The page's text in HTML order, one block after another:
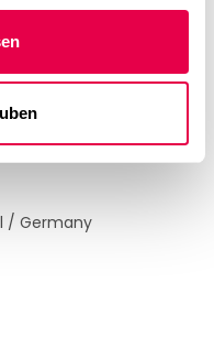
und -textilien. Wir
Hotels und
die Sie sich verlassen
/ Germany